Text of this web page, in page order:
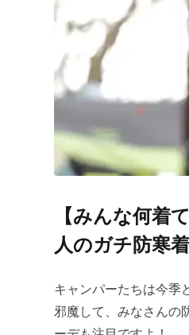
【みんな何着
人のガチ防寒着
キャンパーたちは今季
邪魔して、みなさんの